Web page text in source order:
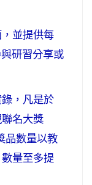
並提供每
研習分享或
，凡是於
名大獎
品數量以教
量至多提